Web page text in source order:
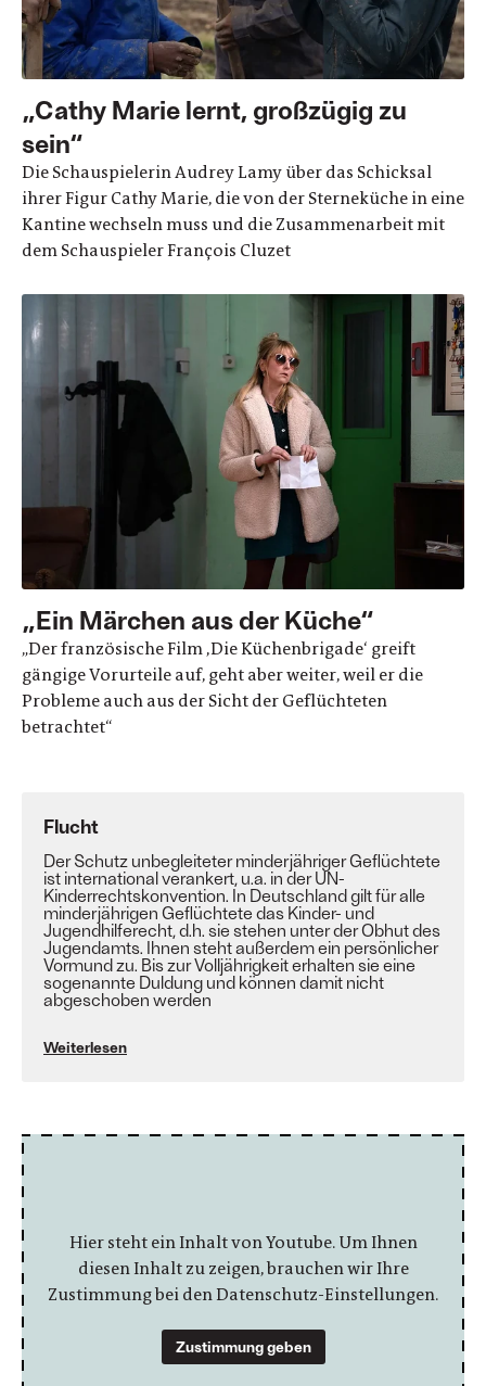
„Cathy Marie lernt, großzügig zu
sein“
Die Schauspielerin Audrey Lamy über das Schicksal
ihrer Figur Cathy Marie, die von der Sterneküche in eine
Kantine wechseln muss und die Zusammenarbeit mit
dem Schauspieler François Cluzet
„Ein Märchen aus der Küche“
„Der französische Film ‚Die Küchenbrigade‘ greift
gängige Vorurteile auf, geht aber weiter, weil er die
Probleme auch aus der Sicht der Geflüchteten
betrachtet“
Flucht
Der Schutz unbegleiteter minderjähriger Geflüchtete
ist international verankert, u.a. in der UN-
Kinderrechtskonvention. In Deutschland gilt für alle
minderjährigen Geflüchtete das Kinder- und
Jugendhilferecht, d.h. sie stehen unter der Obhut des
Jugendamts. Ihnen steht außerdem ein persönlicher
Vormund zu. Bis zur Volljährigkeit erhalten sie eine
sogenannte Duldung und können damit nicht
abgeschoben werden
Weiterlesen
Hier steht ein Inhalt von Youtube. Um Ihnen
diesen Inhalt zu zeigen, brauchen wir Ihre
Zustimmung bei den Datenschutz-Einstellungen.
Zustimmung geben